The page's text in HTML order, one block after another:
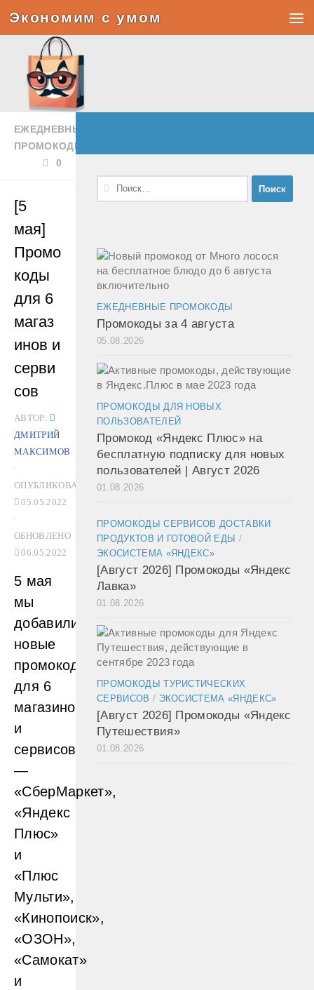
Под записью
Экономим с умом
ЕЖЕДНЕВНЫЕ
ПРОМОКОДЫ
0
[5
мая]
Промо
коды
для 6
магаз
инов и
серви
сов
АВТОР:
ДМИТРИЙ
МАКСИМОВ
·
ОПУБЛИКОВАНО
05.05.2022
·
ОБНОВЛЕНО
06.05.2022
5 мая
мы
добавили
новые
промокоды
для 6
магазинов
и
сервисов
—
«СберМаркет»,
«Яндекс
Плюс»
и
«Плюс
Мульти»,
«Кинопоиск»,
«ОЗОН»,
«Самокат»
и
Найти:
ЕЖЕДНЕВНЫЕ ПРОМОКОДЫ
Промокоды за 4 августа
05.08.2026
ПРОМОКОДЫ ДЛЯ НОВЫХ
ПОЛЬЗОВАТЕЛЕЙ
Промокод «Яндекс Плюс» на
бесплатную подписку для новых
пользователей | Август 2026
01.08.2026
ПРОМОКОДЫ СЕРВИСОВ ДОСТАВКИ
ПРОДУКТОВ И ГОТОВОЙ ЕДЫ /
ЭКОСИСТЕМА «ЯНДЕКС»
[Август 2026] Промокоды «Яндекс
Лавка»
01.08.2026
ПРОМОКОДЫ ТУРИСТИЧЕСКИХ
СЕРВИСОВ / ЭКОСИСТЕМА «ЯНДЕКС»
[Август 2026] Промокоды «Яндекс
Путешествия»
01.08.2026